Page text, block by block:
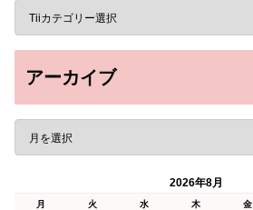
アーカイブ
2026年8月
月 火 水 木 金